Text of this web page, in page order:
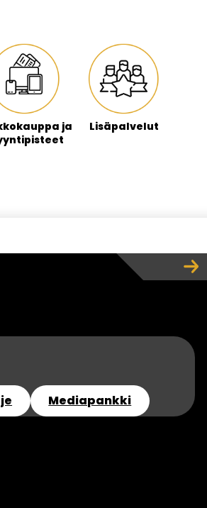
ja
Lisäpalvelut
Mediapankki